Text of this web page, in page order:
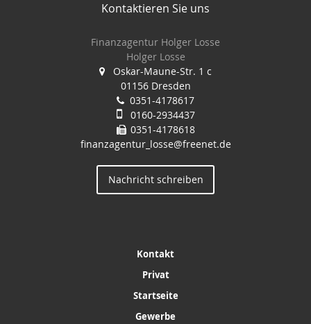
Kontaktieren Sie uns
Finanzagentur Holger Losse
Holger Losse
Oskar-Maune-Str. 1 c
01156 Dresden
0351-4178617
0160-2934437
0351-4178618
finanzagentur_losse@freenet.de
Nachricht schreiben
Kontakt
Privat
Startseite
Gewerbe